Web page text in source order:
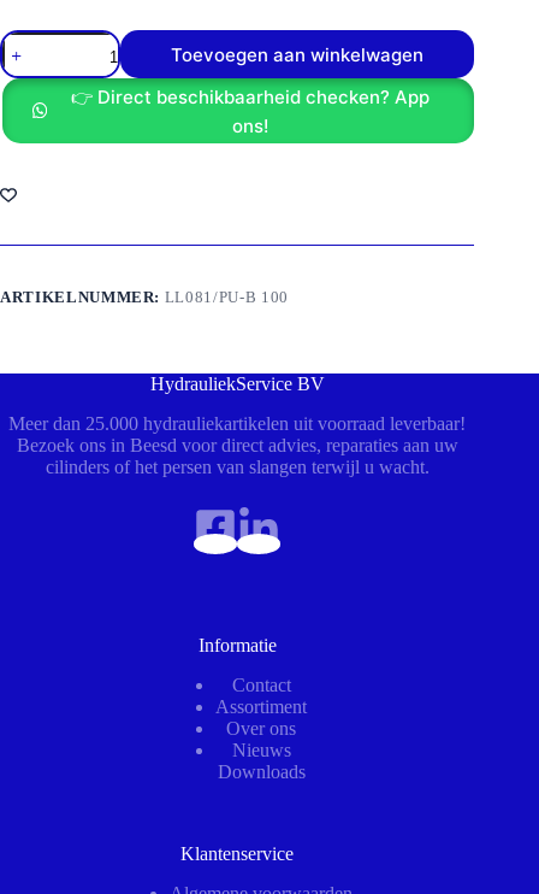
Polyurethaan
slang
8x1blauw
Mtr.
NP**
Toevoegen aan winkelwagen
👉 Direct beschikbaarheid checken? App
ons!
ARTIKELNUMMER: LL081/PU-B 100
HydrauliekService BV
Meer dan 25.000 hydrauliekartikelen uit voorraad leverbaar!
Bezoek ons in Beesd voor direct advies, reparaties aan uw
cilinders of het persen van slangen terwijl u wacht.
Informatie
Contact
Assortiment
Over ons
Nieuws
Downloads
Klantenservice